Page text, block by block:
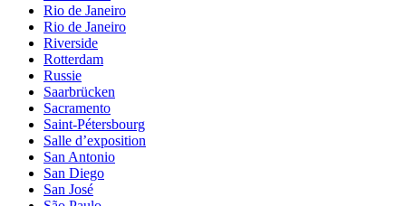
Rio de Janeiro
Rio de Janeiro
Riverside
Rotterdam
Russie
Saarbrücken
Sacramento
Saint-Pétersbourg
Salle d’exposition
San Antonio
San Diego
San José